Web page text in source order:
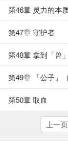
第46章 灵力的本
第47章 守护者
第48章 拿到「兽
第49章 「公子」
第50章 取血
上一页